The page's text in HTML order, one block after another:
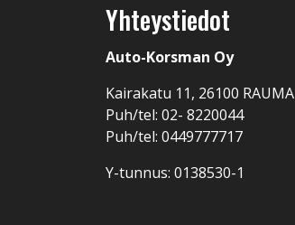
Yhteystiedot
Auto-Korsman Oy
Kairakatu 11, 26100 RAUMA
Puh/tel: 02- 8220044
Puh/tel: 0449777717
Y-tunnus: 0138530-1